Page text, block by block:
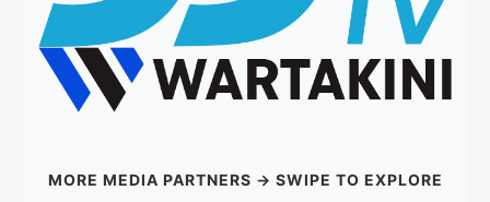
MORE MEDIA PARTNERS → SWIPE TO EXPLORE